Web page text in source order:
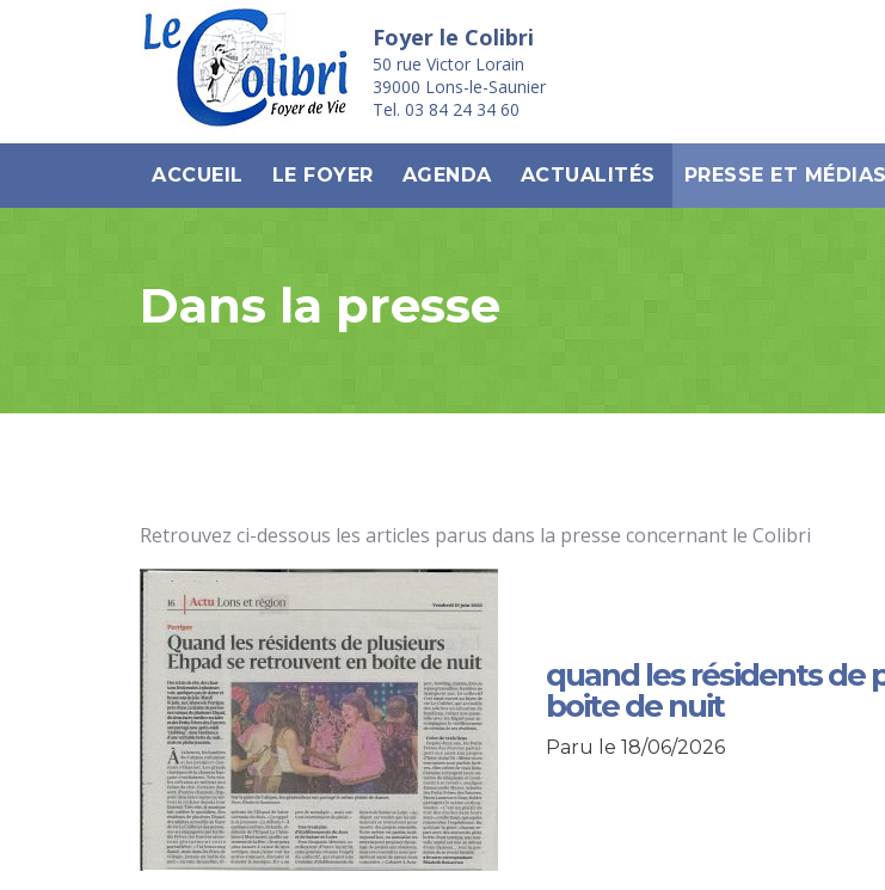
Foyer le Colibri
50 rue Victor Lorain
39000 Lons-le-Saunier
Tel. 03 84 24 34 60
ACCUEIL LE FOYER AGENDA ACTUALITÉS PRESSE ET MÉDIAS
Dans la presse
Retrouvez ci-dessous les articles parus dans la presse concernant le Colibri
quand les résidents de
boite de nuit
Paru le 18/06/2026